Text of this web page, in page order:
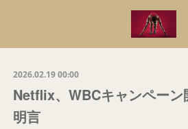
2026.02.19 00:00
Netflix、WBCキャンペーン
明言